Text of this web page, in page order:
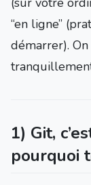
“en ligne”
démarrer).
1) Git,
pourquoi